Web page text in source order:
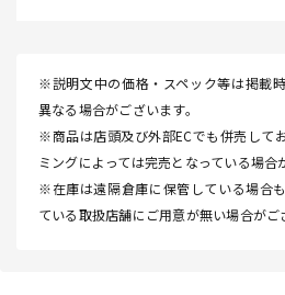
※説明文中の価格・スペック等は掲載
異なる場合がございます。
※商品は店頭及び外部ECでも併売して
ミングによっては完売となっている場合
※在庫は遠隔倉庫に保管している場合
ている取扱店舗にご用意が無い場合がご